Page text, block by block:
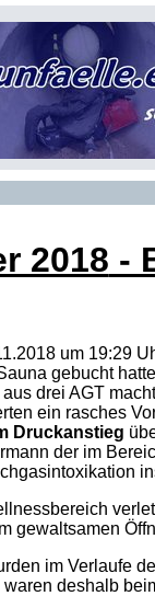
2018 -
um 19:29
gebucht
drei AGT
ein rasches
Druckanstieg
der im
gewaltsamen
im Verlaufe
deshalb